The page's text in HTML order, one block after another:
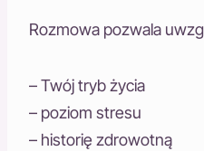
Rozmowa pozwala
– Twój tryb życia
– poziom stresu
– historię zdrowotną